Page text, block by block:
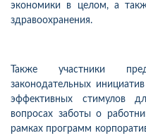
экономики в целом, а
здравоохранения.
Также участники
законодательных
эффективных стимулов
вопросах заботы о
рамках программ